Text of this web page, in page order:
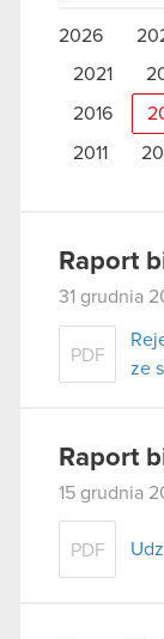
2026
2021
2016
2011
Raport
31 grudnia
PDF
ze
Raport
15 grudnia
PDF